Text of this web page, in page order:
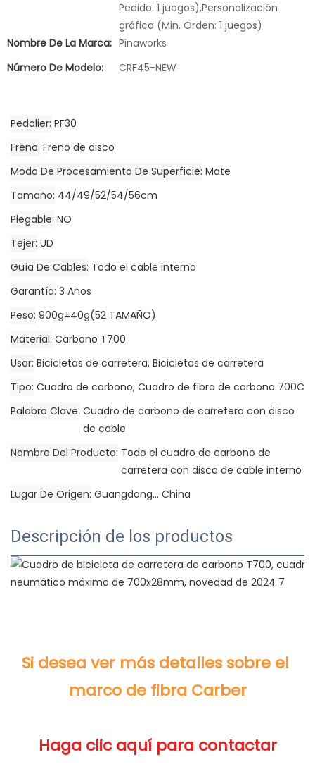
Pedido: 1 juegos),Personalización
gráfica (Min. Orden: 1 juegos)
Nombre De La Marca: Pinaworks
Número De Modelo:
CRF45-NEW
Pedalier PF30
Freno Freno de disco
Modo De Procesamiento De Superficie Mate
Tamaño 44/49/52/54/56cm
Plegable NO
Tejer UD
Guía De Cables Todo el cable interno
Garantía 3 Años
Peso 900g±40g(52 TAMAÑO)
Material Carbono T700
Usar Bicicletas de carretera, Bicicletas de carretera
Tipo Cuadro de carbono, Cuadro de fibra de carbono 700C
Palabra Clave Cuadro de carbono de carretera con disco
de cable
Nombre Del Producto Todo el cuadro de carbono de
carretera con disco de cable interno
Lugar De Origen Guangdong... China
Descripción de los productos
Si desea ver más detalles sobre el
marco de fibra Carber
Haga clic aquí para contactar